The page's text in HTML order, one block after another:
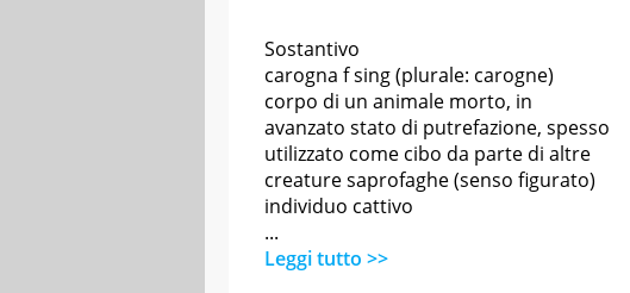
Sostantivo
carogna f sing (plurale: carogne)
corpo di un animale morto, in
avanzato stato di putrefazione, spesso
utilizzato come cibo da parte di altre
creature saprofaghe (senso figurato)
individuo cattivo
...
Leggi tutto >>